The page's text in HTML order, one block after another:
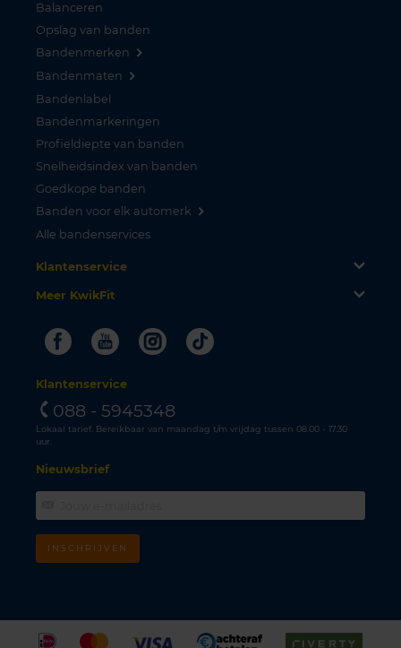
Balanceren
Opslag van banden
Bandenmerken
Bandenmaten
Bandenlabel
Bandenmarkeringen
Profieldiepte van banden
Snelheidsindex van banden
Goedkope banden
Banden voor elk automerk
Alle bandenservices
Klantenservice
Meer KwikFit
FacebookYoutubeInstagram
Tiktok
Klantenservice
088 - 5945348
Lokaal tarief. Bereikbaar van maandag t/m vrijdag tussen 08.00 - 17.30
uur.
Nieuwsbrief
INSCHRIJVEN